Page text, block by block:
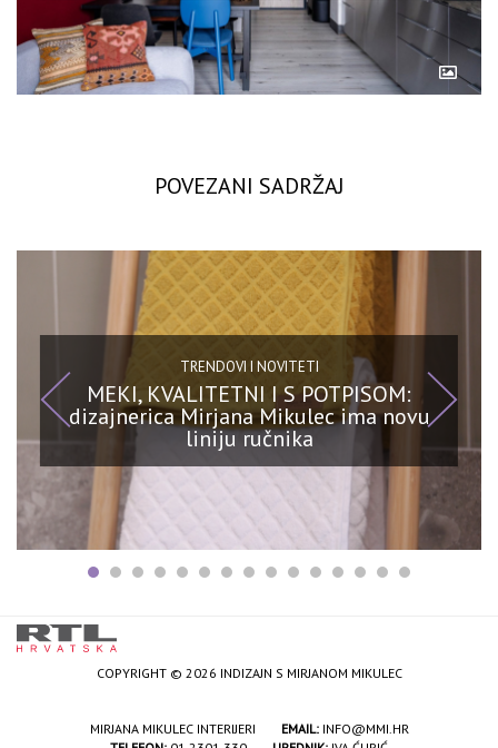
POVEZANI SADRŽAJ
TRENDOVI I NOVITETI
MEKI, KVALITETNI I S POTPISOM:
dizajnerica Mirjana Mikulec ima novu
liniju ručnika
COPYRIGHT © 2026 INDIZAJN S MIRJANOM MIKULEC
MIRJANA MIKULEC INTERIJERI EMAIL: INFO@MMI.HR